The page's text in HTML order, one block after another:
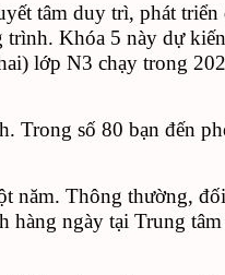
tâm duy trì, phát triển
Khóa 5 này dự
lớp N3 chạy trong
Trong số 80 bạn đến
năm. Thông thường,
hàng ngày tại Trung